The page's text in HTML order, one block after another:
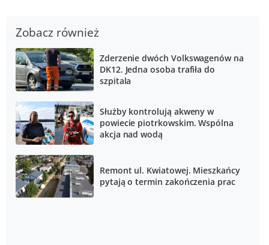
Zobacz również
Zderzenie dwóch Volkswagenów na
DK12. Jedna osoba trafiła do
szpitala
Służby kontrolują akweny w
powiecie piotrkowskim. Wspólna
akcja nad wodą
Remont ul. Kwiatowej. Mieszkańcy
pytają o termin zakończenia prac